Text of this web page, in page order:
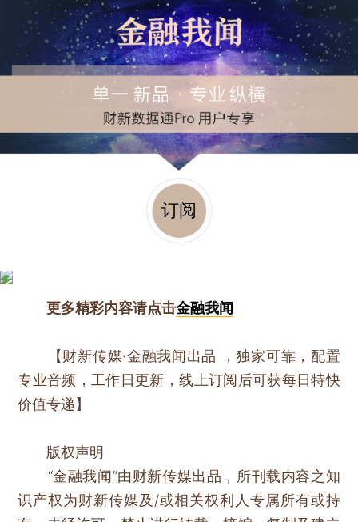
订阅
更多精彩内容请点击金融我闻
【财新传媒·金融我闻出品 ，独家可靠，配置
专业音频，工作日更新，线上订阅后可获每日特快
价值专递】
版权声明
“金融我闻”由财新传媒出品，所刊载内容之知
识产权为财新传媒及/或相关权利人专属所有或持